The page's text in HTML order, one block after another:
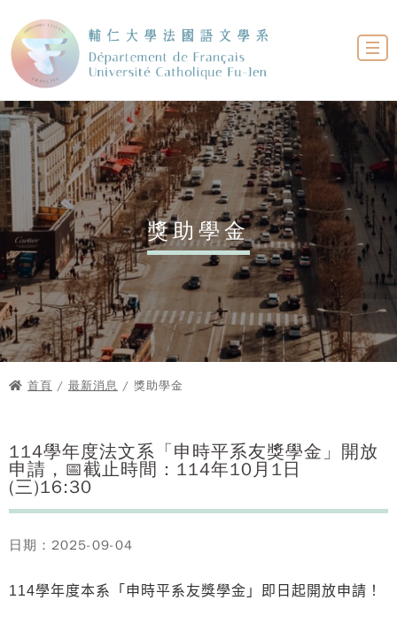
獎助學金
首頁 / 最新消息 / 獎助學金
114學年度法文系「申時平系友獎學金」開放
申請，📅截止時間：114年10月1日
(三)16:30
日期：2025-09-04
114學年度本系「申時平系友獎學金」即日起開放申請！